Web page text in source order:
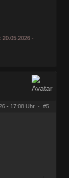
20.05.2026 -
- 17:08 Uhr · #5